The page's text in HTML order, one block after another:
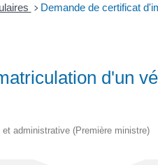
> Demande de certificat
d'un
administrative (Première ministre)